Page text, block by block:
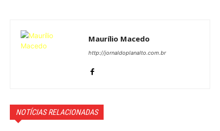
Maurílio Macedo
http://jornaldoplanalto.com.br
NOTÍCIAS RELACIONADAS